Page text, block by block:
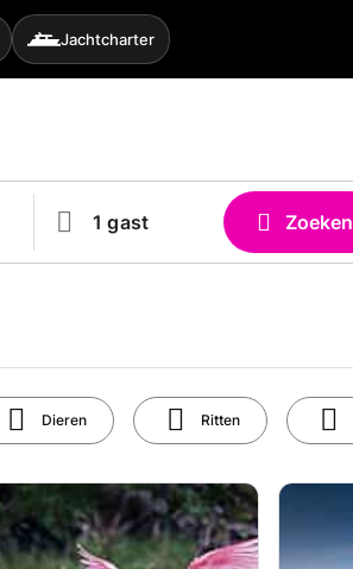
Jachtcharter
Zoeken
Dieren Ritten